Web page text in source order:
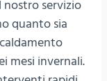
servizio
quanto sia
mesi invernali.